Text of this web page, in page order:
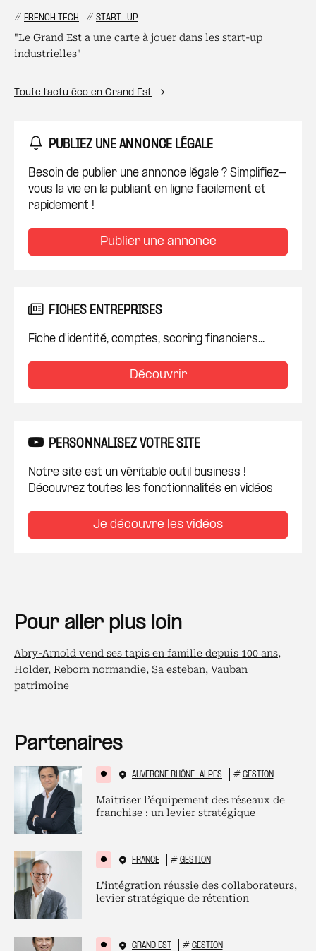
# FRENCH TECH # START-UP
"Le Grand Est a une carte à jouer dans les start-up
industrielles"
Toute l’actu éco en Grand Est
PUBLIEZ UNE ANNONCE LÉGALE
Besoin de publier une annonce légale ? Simplifiez-
vous la vie en la publiant en ligne facilement et
rapidement !
Publier une annonce
FICHES ENTREPRISES
Fiche d'identité, comptes, scoring financiers...
Découvrir
PERSONNALISEZ VOTRE SITE
Notre site est un véritable outil business !
Découvrez toutes les fonctionnalités en vidéos
Je découvre les vidéos
Pour aller plus loin
Abry-Arnold vend ses tapis en famille depuis 100 ans,
Holder, Reborn normandie, Sa esteban, Vauban
patrimoine
Partenaires
AUVERGNE RHÔNE-ALPES # GESTION
Maitriser l’équipement des réseaux de
franchise : un levier stratégique
FRANCE # GESTION
L’intégration réussie des collaborateurs,
levier stratégique de rétention
GRAND EST # GESTION